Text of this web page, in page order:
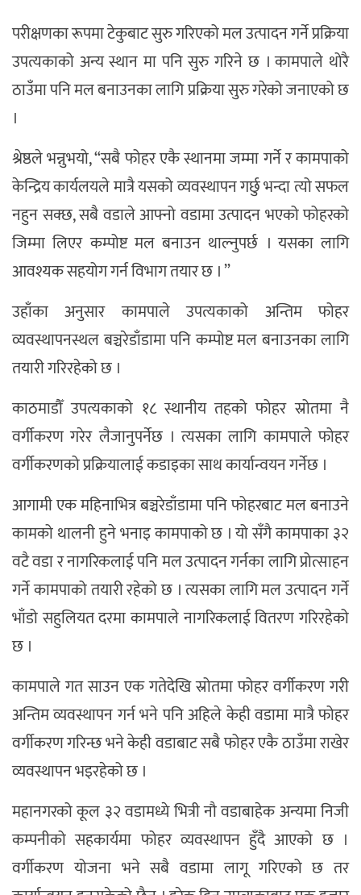
परीक्षणका रूपमा टेकुबाट सुरु गरिएको मल उत्पादन गर्ने प्रक्रिया
उपत्यकाको अन्य स्थान मा पनि सुरु गरिने छ । कामपाले थोरै
ठाउँमा पनि मल बनाउनका लागि प्रक्रिया सुरु गरेको जनाएको छ
।
श्रेष्ठले भन्नुभयो, “सबै फोहर एकै स्थानमा जम्मा गर्ने र कामपाको
केन्द्रिय कार्यलयले मात्रै यसको व्यवस्थापन गर्छु भन्दा त्यो सफल
नहुन सक्छ, सबै वडाले आफ्नो वडामा उत्पादन भएको फोहरको
जिम्मा लिएर कम्पोष्ट मल बनाउन थाल्नुपर्छ । यसका लागि
आवश्यक सहयोग गर्न विभाग तयार छ । ”
उहाँका अनुसार कामपाले उपत्यकाको अन्तिम फोहर
व्यवस्थापनस्थल बञ्चरेडाँडामा पनि कम्पोष्ट मल बनाउनका लागि
तयारी गरिरहेको छ ।
काठमाडौँ उपत्यकाको १८ स्थानीय तहको फोहर स्रोतमा नै
वर्गीकरण गरेर लैजानुपर्नेछ । त्यसका लागि कामपाले फोहर
वर्गीकरणको प्रक्रियालाई कडाइका साथ कार्यान्वयन गर्नेछ ।
आगामी एक महिनाभित्र बञ्चरेडाँडामा पनि फोहरबाट मल बनाउने
कामको थालनी हुने भनाइ कामपाको छ । यो सँगै कामपाका ३२
वटै वडा र नागरिकलाई पनि मल उत्पादन गर्नका लागि प्रोत्साहन
गर्ने कामपाको तयारी रहेको छ । त्यसका लागि मल उत्पादन गर्ने
भाँडो सहुलियत दरमा कामपाले नागरिकलाई वितरण गरिरहेको
छ ।
कामपाले गत साउन एक गतेदेखि स्रोतमा फोहर वर्गीकरण गरी
अन्तिम व्यवस्थापन गर्न भने पनि अहिले केही वडामा मात्रै फोहर
वर्गीकरण गरिन्छ भने केही वडाबाट सबै फोहर एकै ठाउँमा राखेर
व्यवस्थापन भइरहेको छ ।
महानगरको कूल ३२ वडामध्ये भित्री नौ वडाबाहेक अन्यमा निजी
कम्पनीको सहकार्यमा फोहर व्यवस्थापन हुँदै आएको छ ।
वर्गीकरण योजना भने सबै वडामा लागू गरिएको छ तर